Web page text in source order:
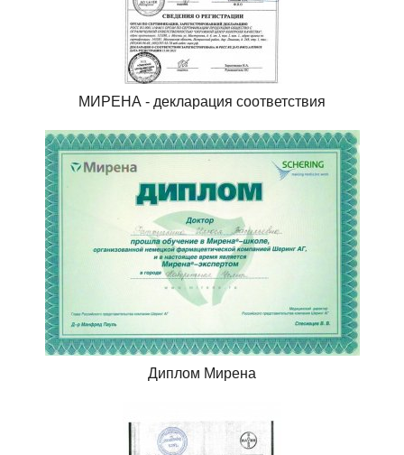
МИРЕНА - декларация соответствия
Диплом Мирена